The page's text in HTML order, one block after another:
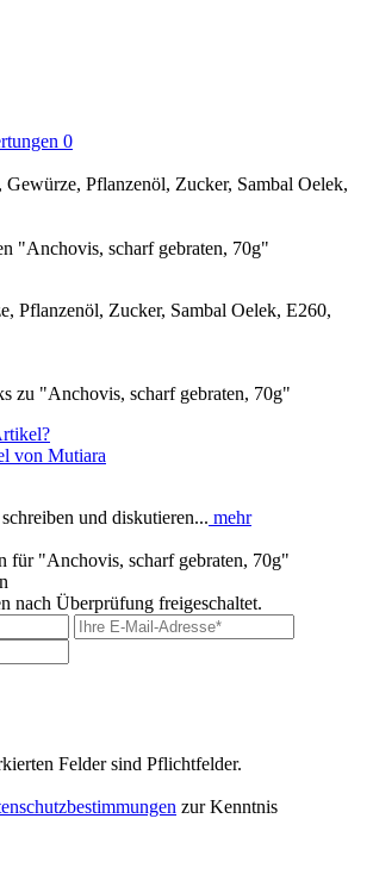
0
Gewürze, Pflanzenöl, Zucker, Sambal Oelek,
"Anchovis, scharf gebraten, 70g"
Pflanzenöl, Zucker, Sambal Oelek, E260,
zu "Anchovis, scharf gebraten, 70g"
von Mutiara
und diskutieren... mehr
für "Anchovis, scharf gebraten, 70g"
nach Überprüfung freigeschaltet.
Felder sind Pflichtfelder.
zur Kenntnis